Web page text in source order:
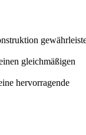
gleichmäßigen
hervorragende